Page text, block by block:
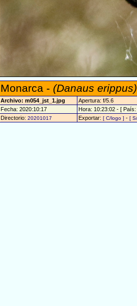
Monarca - (Danaus erippus)
Archivo: m054_jst_1.jpg
Apertura: f/5.6
Fecha: 2020:10:17
Hora: 10:23:02 - [ País:
Directorio: 20201017 Exportar: [ C/logo ] - [